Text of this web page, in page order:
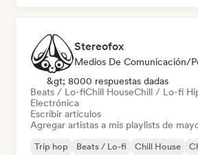
Stereofox
&gt; 8000 respuestas dadas
Beats / Lo-fiChill HouseChill / Lo-fi
Electrónica
Escribir artículos
Agregar artistas a mis playlists de
Trip hop Beats / Lo-fi Chill House